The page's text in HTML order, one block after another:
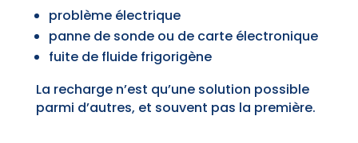
problème électrique
panne de sonde ou de carte électronique
fuite de fluide frigorigène
La recharge n’est qu’une solution possible
parmi d’autres, et souvent pas la première.